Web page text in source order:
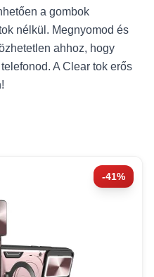
a gombok
nélkül. Megnyomod és
ahhoz, hogy
A Clear tok erős
-41%